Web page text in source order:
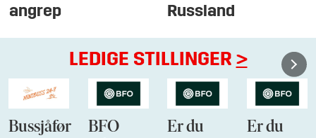
angrep
Russland
LEDIGE STILLINGER >
Bussjåfør
BFO
Er du
Er du